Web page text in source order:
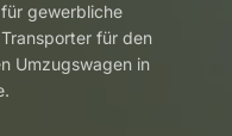
für gewerbliche
für den
Umzugswagen in